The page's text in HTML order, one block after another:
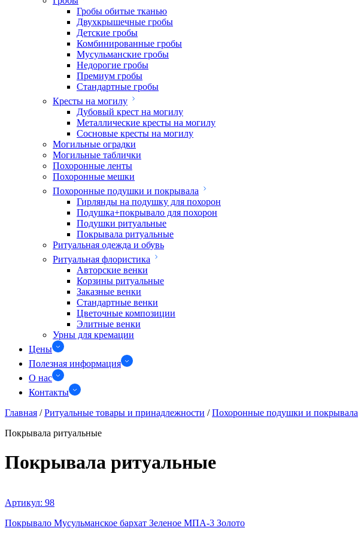
Гробы обитые тканью
Двухкрышечные гробы
Детские гробы
Комбинированные гробы
Мусульманские гробы
Недорогие гробы
Премиум гробы
Стандартные гробы
Кресты на могилу
Дубовый крест на могилу
Металлические кресты на могилу
Сосновые кресты на могилу
Могильные оградки
Могильные таблички
Похоронные ленты
Похоронные мешки
Похоронные подушки и покрывала
Гирлянды на подушку для похорон
Подушка+покрывало для похорон
Подушки ритуальные
Покрывала ритуальные
Ритуальная одежда и обувь
Ритуальная флористика
Авторские венки
Корзины ритуальные
Заказные венки
Стандартные венки
Цветочные композиции
Элитные венки
Урны для кремации
Цены
Полезная информация
О нас
Контакты
Главная / Ритуальные товары и принадлежности / Похоронные подушки и покрывала
Покрывала ритуальные
Покрывала ритуальные
Артикул: 98
Покрывало Мусульманское бархат Зеленое МПА-3 Золото